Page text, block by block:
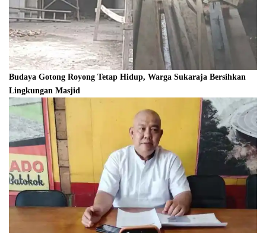
Budaya Gotong Royong Tetap Hidup, Warga Sukaraja Bersihkan
Lingkungan Masjid